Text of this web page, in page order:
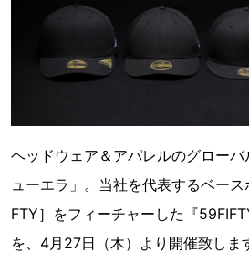
ヘッドウェア＆アパレルのグロー
ューエラ」。当社を代表するベー
FTY］をフィーチャーした『
を、4月27日（木）より開催致しま